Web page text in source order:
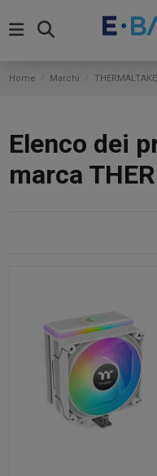
Home Marchi THERMALTAKE
Elenco dei
marca